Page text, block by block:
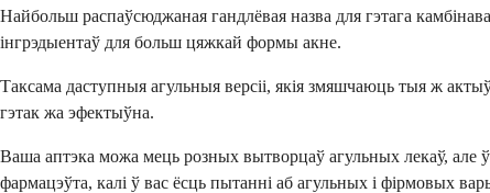
Найбольш распаўсюджаная гандлёвая назва для гэтага
інгрэдыентаў для больш цяжкай формы акне.
Таксама даступныя агульныя версіі, якія змяшчаюць тыя ж
гэтак жа эфектыўна.
Ваша аптэка можа мець розных вытворцаў агульных лекаў, але
фармацэўта, калі ў вас ёсць пытанні аб агульных і фірмовых